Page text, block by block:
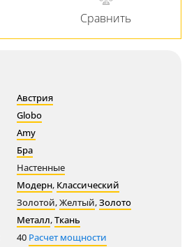
Австрия
Globo
Amy
Бра
Настенные
Модерн, Классический
Золотой,Желтый,Золото
Металл,Ткань
40 Расчет мощности